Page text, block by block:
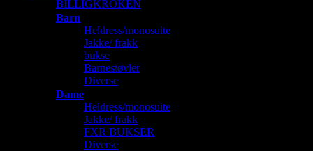
BILLIGKROKEN
Barn
Heldress/monosuite
Jakke/ frakk
bukse
Barnestøvler
Diverse
Dame
Heldress/monosuite
Jakke/ frakk
FXR BUKSER
Diverse